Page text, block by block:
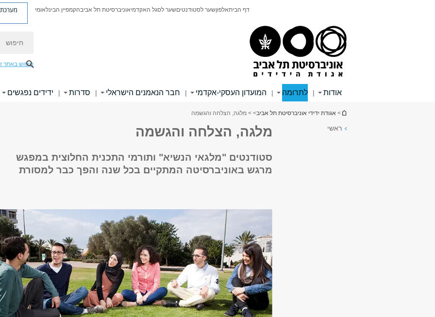
דף הביתאלפוןשער לסטודנטיםשער לסגל האקדמיאוניברסיטת תל אביבהקמפיין הבינלאומי מערכת
חיפוש באתר
אודות | לתרומה | המועדון העסקי-אקדמי | חבר הנאמנים הישראלי | סדרות | ידידים נפגשים
הינך נמצא כאן
> אגודת ידידי אוניברסיטת תל אביב> > מלגה, הצלחה והגשמה
ראשי מלגה, הצלחה והגשמה
סטודנטים "מלגאי הנשיא" ותורמי התכנית החלוצית במפגש
מרגש באוניברסיטה המתקיים בכל שנה והפך כבר למסורת